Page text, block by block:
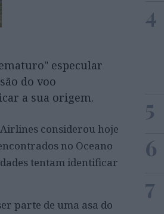
especular
do voo
a sua origem.
considerou hoje
no Oceano
tentam identificar
parte de uma asa do
4
5
6
7